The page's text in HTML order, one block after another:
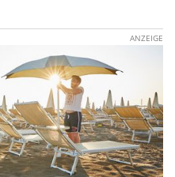
ANZEIGE